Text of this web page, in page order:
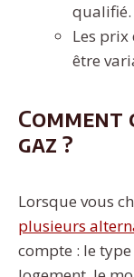
qualifié.
Les
être
gaz ?
Lorsque vous
plusieurs
compte : le